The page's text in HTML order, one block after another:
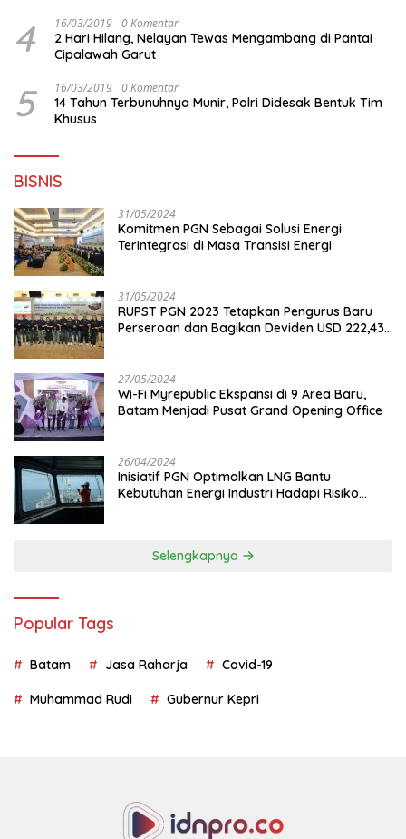
4 16/03/2019 0 Komentar
2 Hari Hilang, Nelayan Tewas Mengambang di Pantai
Cipalawah Garut
5 16/03/2019 0 Komentar
14 Tahun Terbunuhnya Munir, Polri Didesak Bentuk Tim
Khusus
BISNIS
31/05/2024
Komitmen PGN Sebagai Solusi Energi
Terintegrasi di Masa Transisi Energi
31/05/2024
RUPST PGN 2023 Tetapkan Pengurus Baru
Perseroan dan Bagikan Deviden USD 222,43
27/05/2024
Wi-Fi Myrepublic Ekspansi di 9 Area Baru,
Batam Menjadi Pusat Grand Opening Office
26/04/2024
Inisiatif PGN Optimalkan LNG Bantu
Kebutuhan Energi Industri Hadapi Risiko
Selengkapnya
Popular Tags
Batam Jasa Raharja Covid-19
Muhammad Rudi Gubernur Kepri